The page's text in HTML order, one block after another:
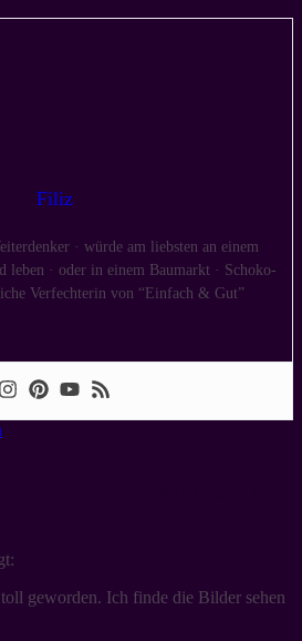
Filiz
· würde am liebsten an einem
leben · oder in einem Baumarkt · Schoko-
Verfechterin von “Einfach & Gut”
geworden. Ich finde die Bilder sehen